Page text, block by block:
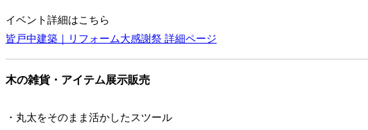
イベント詳細はこちら
皆戸中建築｜リフォーム大感謝祭 詳細ページ
木の雑貨・アイテム展示販売
・丸太をそのまま活かしたスツール